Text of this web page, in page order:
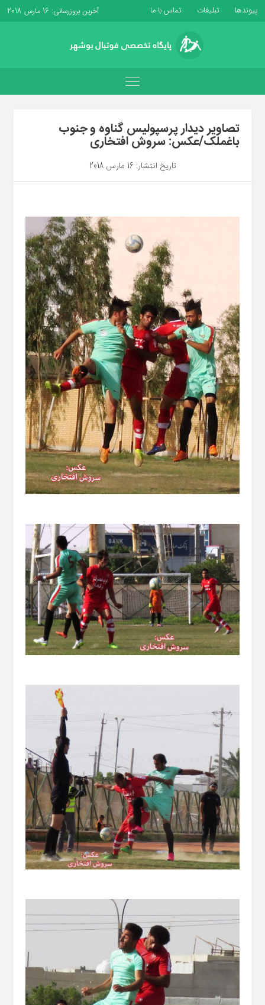
پیوندها تبلیغات تماس با ما آخرین بروزرسانی: 16 مارس 2018
تصاویر دیدار پرسپولیس گناوه و جنوب
باغملک/عکس: سروش افتخاری
تاریخ انتشار: 16 مارس 2018